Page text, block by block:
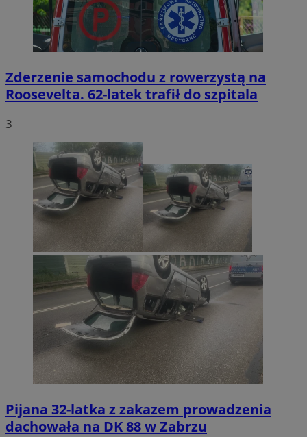
Zderzenie samochodu z rowerzystą na
Roosevelta. 62-latek trafił do szpitala
3
Pijana 32-latka z zakazem prowadzenia
dachowała na DK 88 w Zabrzu